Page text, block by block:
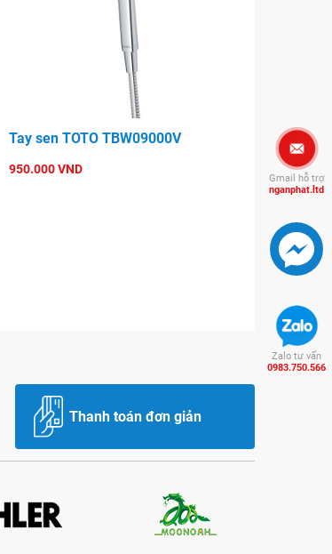
Tay sen TOTO TBW09000V
950.000 VND
Thanh toán đơn giản
Gmail hỗ trợ
nganphat.ltd
Zalo tư vấn
0983.750.566